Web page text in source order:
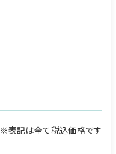
※表記は全て税込価格です